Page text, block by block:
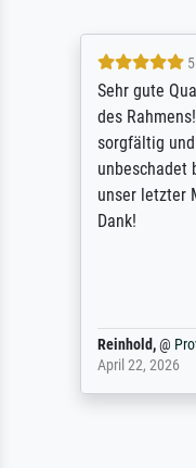
5 /
Sehr gute
des
sorgfältig und
unbeschadet
unser letzter
Dank!
Reinhold,@
April 22, 2026